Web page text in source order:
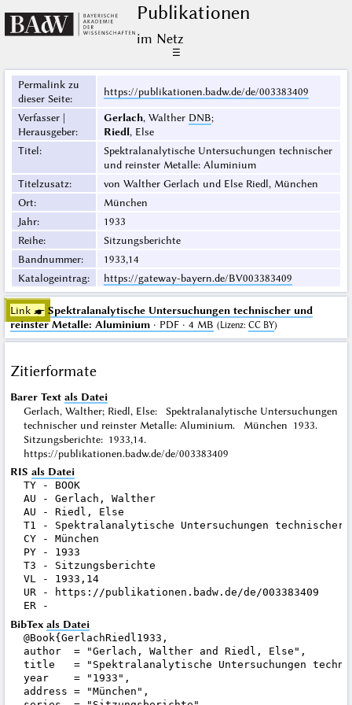
Publikationen
im Netz
☰
Permalink zu
dieser Seite:
https://publikationen.badw.de/de/003383409
Verfasser |
Herausgeber:
Gerlach, Walther DNB;
Riedl, Else
Titel:
Spektralanalytische Untersuchungen technischer
und reinster Metalle: Aluminium
Titelzusatz:
von Walther Gerlach und Else Riedl, München
Ort:
München
Jahr:
1933
Reihe:
Sitzungsberichte
Bandnummer:
1933,14
Katalogeintrag: https://gateway-bayern.de/BV003383409
Link ☛ Spektralanalytische Untersuchungen technischer und
reinster Metalle: Aluminium· PDF · 4 MB (Lizenz: CC BY)
Zitierformate
Barer Text als Datei
Gerlach, Walther; Riedl, Else: Spektralanalytische Untersuchungen
technischer und reinster Metalle: Aluminium. München 1933.
Sitzungsberichte: 1933,14.
https://publikationen.badw.de/de/003383409
RIS als Datei
TY - BOOK
AU - Gerlach, Walther
AU - Riedl, Else
T1 - Spektralanalytische Untersuchungen
CY - München
PY - 1933
T3 - Sitzungsberichte
VL - 1933,14
UR - https://publikationen.badw.de/de/003383409
BibTex als Datei
@Book{GerlachRiedl1933,
author  = "Gerlach, Walther and Riedl, Else",
title   = "Spektralanalytische Untersuchungen
year    = "1933",
address = "München",